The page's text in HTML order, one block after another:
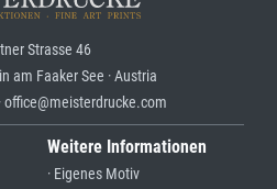
Strasse 46
am Faaker See · Austria
office@meisterdrucke.com
Weitere Informationen
· Eigenes Motiv